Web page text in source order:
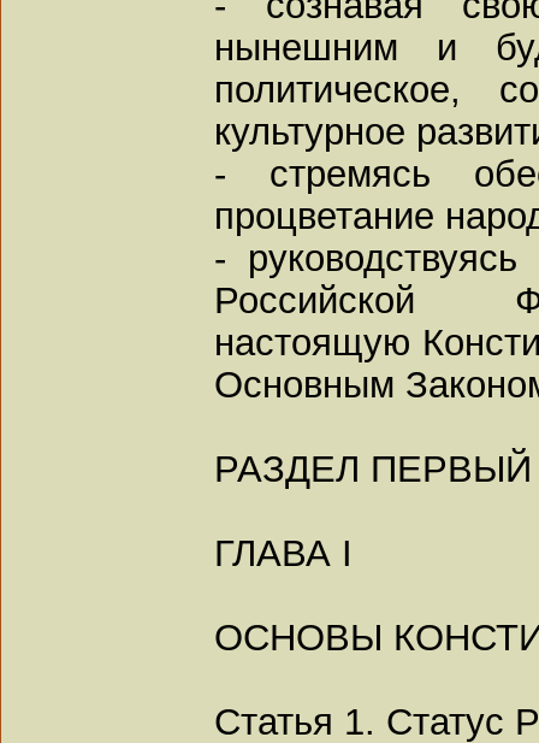
нынешним и
политическое,
культурное
- стремясь
процветание
-
Российской
настоящую
Основным
РАЗДЕЛ ПЕРВЫЙ
ГЛАВА I
ОСНОВЫ
Статья 1. Статус